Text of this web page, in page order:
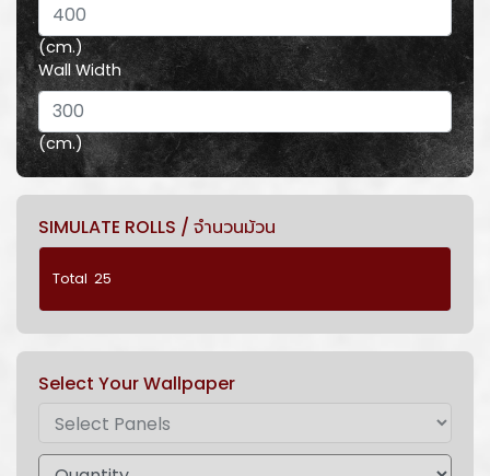
(cm.)
Wall Width
(cm.)
SIMULATE ROLLS / จำนวนม้วน
Select Your Wallpaper